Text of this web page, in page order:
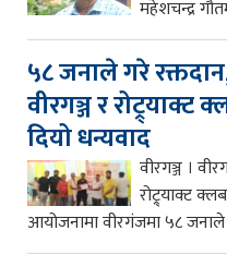
महेशचन्द्र
५८ जनाले गरे
वीरगञ्ज र रोट्र्याक्ट
दियो धन्यवाद
वीरगञ्ज ।
रोट्र्याक्ट
आयोजनामा वीरगंजमा ५८